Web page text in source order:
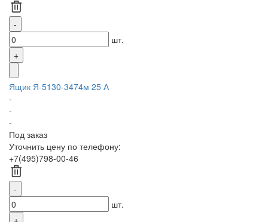
шт.
Ящик Я-5130-3474м 25 А
-
-
-
Под заказ
Уточнить цену по телефону:
+7(495)798-00-46
шт.